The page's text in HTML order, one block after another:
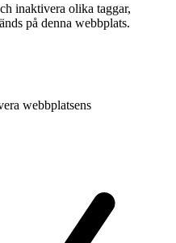
inaktivera olika taggar,
på denna webbplats.
webbplatsens